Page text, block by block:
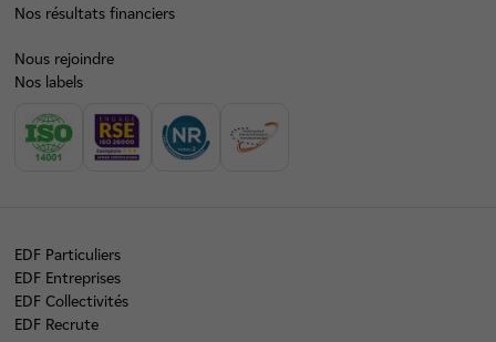
Nos résultats financiers
Nous rejoindre
Nos labels
EDF Particuliers
EDF Entreprises
EDF Collectivités
EDF Recrute